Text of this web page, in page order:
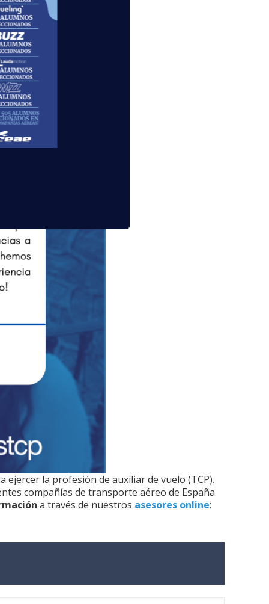
la profesión de auxiliar de vuelo (TCP).
compañías de transporte aéreo de España.
a través de nuestros asesores online: